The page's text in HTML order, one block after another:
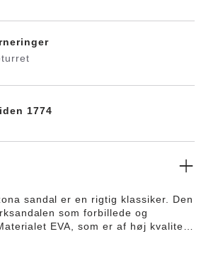
1774
sandal er en rigtig klassiker. Den
som forbillede og
EVA, som er af høj kvalitet
egenskaber. Det er ultralet,